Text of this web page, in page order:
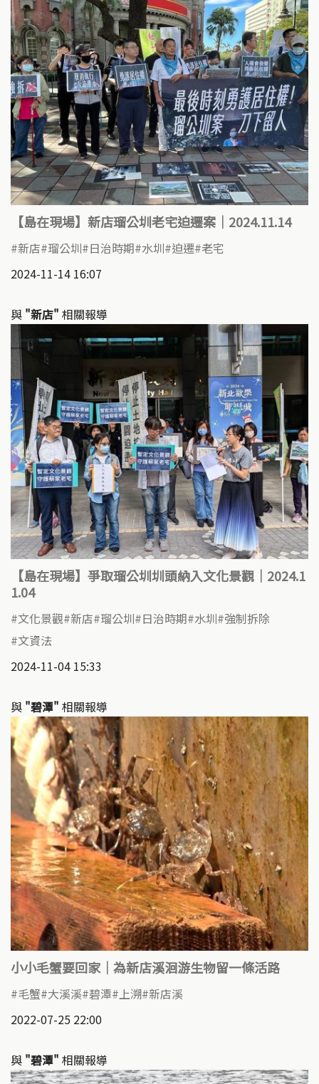
【島在現場】新店瑠公圳老宅迫遷案｜2024.11.14
新店 瑠公圳 日治時期 水圳 迫遷 老宅
2024-11-14 16:07
與 "新店" 相關報導
【島在現場】爭取瑠公圳圳頭納入文化景觀｜2024.1
1.04
文化景觀 新店 瑠公圳 日治時期 水圳 強制拆除
文資法
2024-11-04 15:33
與 "碧潭" 相關報導
小小毛蟹要回家│為新店溪洄游生物留一條活路
毛蟹 大溪溪 碧潭 上溯 新店溪
2022-07-25 22:00
與 "碧潭" 相關報導